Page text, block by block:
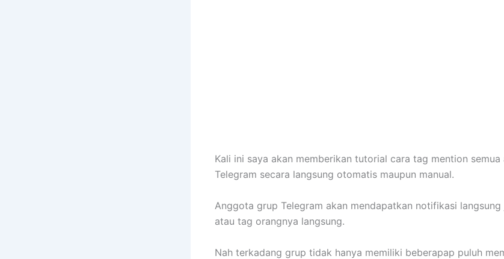
Kali ini saya akan memberikan tutorial cara tag mention
Telegram secara langsung otomatis maupun manual.
Anggota grup Telegram akan mendapatkan notifikasi
atau tag orangnya langsung.
Nah terkadang grup tidak hanya memiliki beberapap puluh